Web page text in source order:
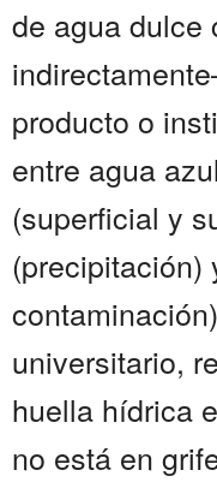
de agua
producto o
entre agua
(superficial y
(precipitación)
universitario,
huella hídrica
no está en